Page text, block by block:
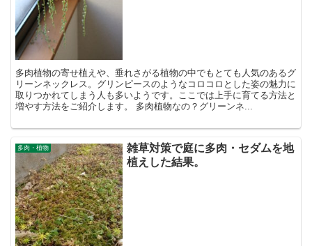
多肉植物の寄せ植えや、垂れさがる植物の中でもとても人気のあるグ
リーンネックレス。グリンピースのようなコロコロとした姿の魅力に
取りつかれてしまう人も多いようです。ここでは上手に育てる方法と
増やす方法をご紹介します。 多肉植物なの？グリーンネ...
多肉・植物
雑草対策で庭に多肉・セダムを地
植えした結果。